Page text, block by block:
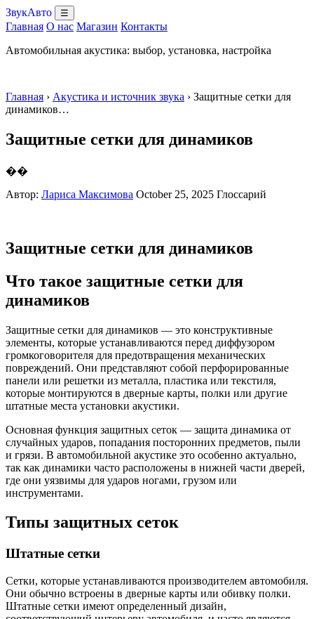
ЗвукАвто ☰
Главная О нас Магазин Контакты
Автомобильная акустика: выбор, установка, настройка
Главная › Акустика и источник звука › Защитные сетки для
динамиков…
Защитные сетки для динамиков
��
Автор: Лариса Максимова October 25, 2025 Глоссарий
Защитные сетки для динамиков
Что такое защитные сетки для
динамиков
Защитные сетки для динамиков — это конструктивные
элементы, которые устанавливаются перед диффузором
громкоговорителя для предотвращения механических
повреждений. Они представляют собой перфорированные
панели или решетки из металла, пластика или текстиля,
которые монтируются в дверные карты, полки или другие
штатные места установки акустики.
Основная функция защитных сеток — защита динамика от
случайных ударов, попадания посторонних предметов, пыли
и грязи. В автомобильной акустике это особенно актуально,
так как динамики часто расположены в нижней части дверей,
где они уязвимы для ударов ногами, грузом или
инструментами.
Типы защитных сеток
Штатные сетки
Сетки, которые устанавливаются производителем автомобиля.
Они обычно встроены в дверные карты или обивку полки.
Штатные сетки имеют определенный дизайн,